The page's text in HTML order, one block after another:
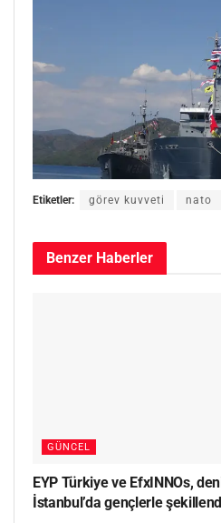
Etiketler: görev kuvveti nato
Benzer Haberler
GÜNCEL
EYP Türkiye ve EfxINNOs,
İstanbul’da gençlerle